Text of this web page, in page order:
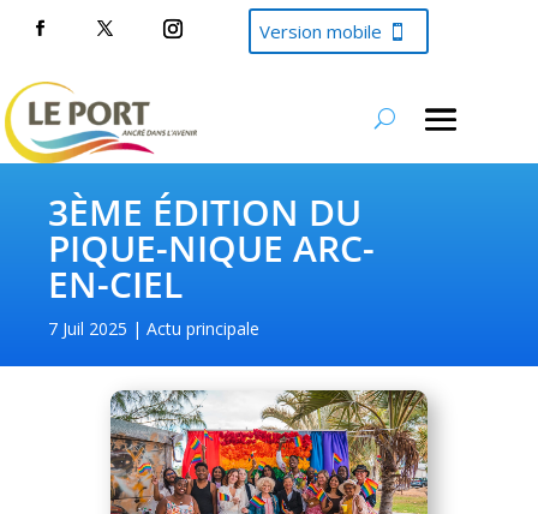
Version mobile
3ÈME ÉDITION DU
PIQUE-NIQUE ARC-
EN-CIEL
7 Juil 2025 Actu principale